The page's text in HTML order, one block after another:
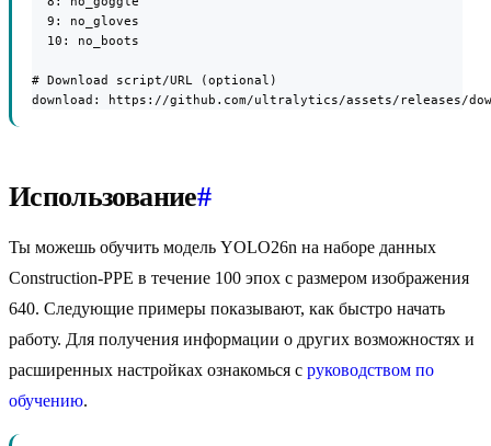
  9: no_gloves
  10: no_boots
# Download script/URL (optional)
download: https://github.com/ultralytics/assets/releases/
Использование#
Ты можешь обучить модель YOLO26n на наборе данных
Construction-PPE в течение 100 эпох с размером изображения
640. Следующие примеры показывают, как быстро начать
работу. Для получения информации о других возможностях и
расширенных настройках ознакомься с руководством по
обучению.